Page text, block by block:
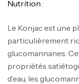
Nutrition :
Le Konjac est une
particulièrement
glucomannanes.
propriétés
d’eau, les